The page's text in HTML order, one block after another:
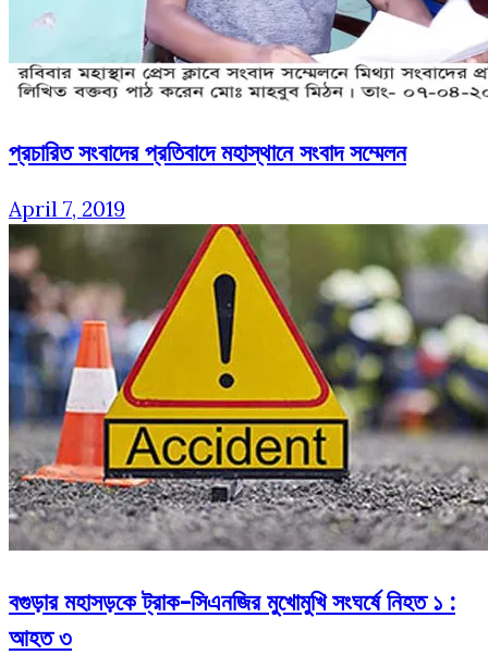
প্রচারিত সংবাদের প্রতিবাদে মহাস্থানে সংবাদ সম্মেলন
April 7, 2019
বগুড়ার মহাসড়কে ট্রাক-সিএনজির মুখোমুখি সংঘর্ষে নিহত ১ :
আহত ৩